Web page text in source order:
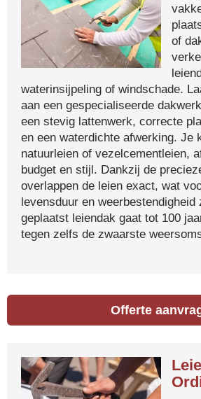
of
waterinsijpeling of windschade.
aan een gespecialiseerde
een stevig lattenwerk, correcte
en een waterdichte afwerking. Je
natuurleien of vezelcementleien,
budget en stijl. Dankzij de
overlappen de leien exact, wat
levensduur en weerbestendigheid
geplaatst leiendak gaat tot 100
tegen zelfs de zwaarste
Offerte